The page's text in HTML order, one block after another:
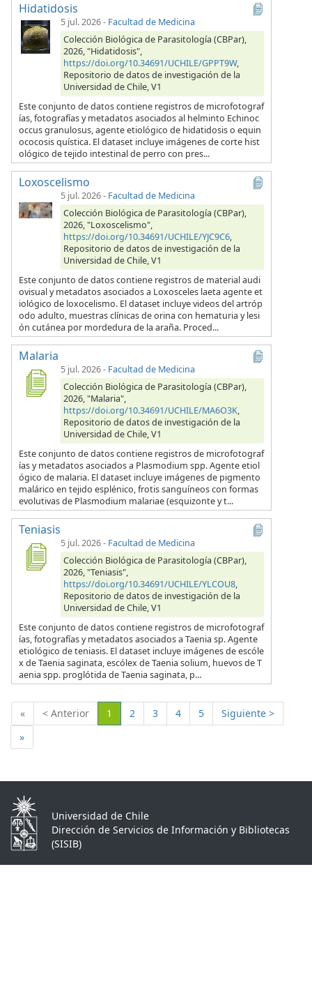
Hidatidosis
5 jul. 2026- Facultad de Medicina
Colección Biológica de Parasitología (CBPar),
2026, "Hidatidosis",
https://doi.org/10.34691/UCHILE/GPPT9W,
Repositorio de datos de investigación de la
Universidad de Chile, V1
Este conjunto de datos contiene registros de microfotograf
ías, fotografías y metadatos asociados al helminto Echinoc
occus granulosus, agente etiológico de hidatidosis o equin
ococosis quística. El dataset incluye imágenes de corte hist
ológico de tejido intestinal de perro con pres...
Loxoscelismo
5 jul. 2026- Facultad de Medicina
Colección Biológica de Parasitología (CBPar),
2026, "Loxoscelismo",
https://doi.org/10.34691/UCHILE/YJC9C6,
Repositorio de datos de investigación de la
Universidad de Chile, V1
Este conjunto de datos contiene registros de material audi
ovisual y metadatos asociados a Loxosceles laeta agente et
iológico de loxocelismo. El dataset incluye videos del artróp
odo adulto, muestras clínicas de orina con hematuria y lesi
ón cutánea por mordedura de la araña. Proced...
Malaria
5 jul. 2026- Facultad de Medicina
Colección Biológica de Parasitología (CBPar),
2026, "Malaria",
https://doi.org/10.34691/UCHILE/MA6O3K,
Repositorio de datos de investigación de la
Universidad de Chile, V1
Este conjunto de datos contiene registros de microfotograf
ías y metadatos asociados a Plasmodium spp. Agente etiol
ógico de malaria. El dataset incluye imágenes de pigmento
malárico en tejido esplénico, frotis sanguíneos con formas
evolutivas de Plasmodium malariae (esquizonte y t...
Teniasis
5 jul. 2026- Facultad de Medicina
Colección Biológica de Parasitología (CBPar),
2026, "Teniasis",
https://doi.org/10.34691/UCHILE/YLCOU8,
Repositorio de datos de investigación de la
Universidad de Chile, V1
Este conjunto de datos contiene registros de microfotograf
ías, fotografías y metadatos asociados a Taenia sp. Agente
etiológico de teniasis. El dataset incluye imágenes de escóle
x de Taenia saginata, escólex de Taenia solium, huevos de T
aenia spp. proglótida de Taenia saginata, p...
« < Anterior 1 (Actual)
2 3 4 5
Siguiente >
»
Universidad de Chile
Dirección de Servicios de Información y Bibliotecas
(SISIB)